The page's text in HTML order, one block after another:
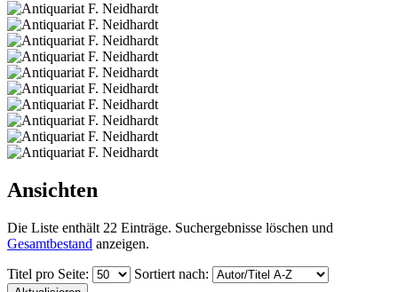
Ansichten
Die Liste enthält 22 Einträge. Suchergebnisse löschen und
Gesamtbestand anzeigen.
Titel pro Seite: Sortiert nach: